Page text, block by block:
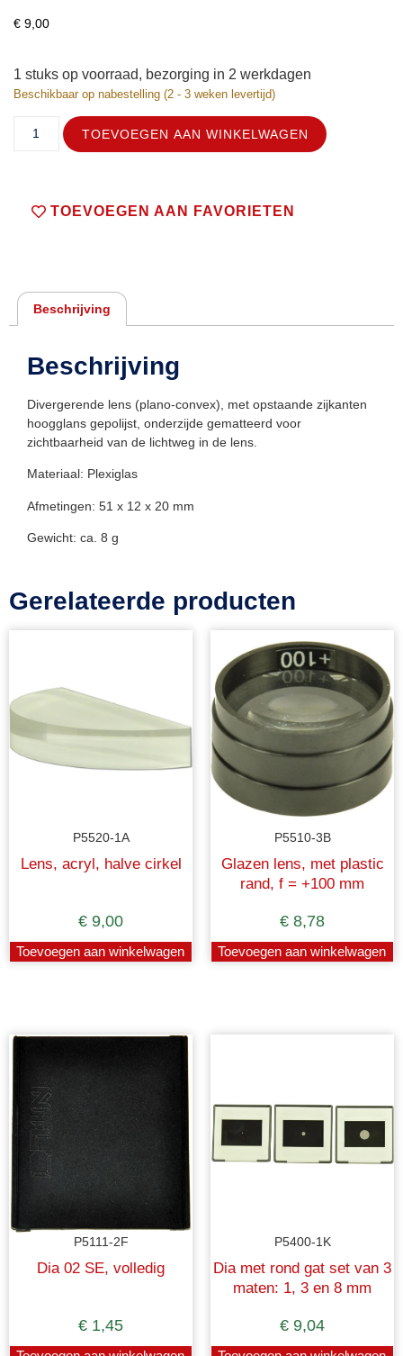
€ 9,00
1 stuks op voorraad, bezorging in 2 werkdagen
Beschikbaar op nabestelling (2 - 3 weken levertijd)
TOEVOEGEN AAN WINKELWAGEN
TOEVOEGEN AAN FAVORIETEN
Beschrijving
Beschrijving
Divergerende lens (plano-convex), met opstaande zijkanten
hoogglans gepolijst, onderzijde gematteerd voor
zichtbaarheid van de lichtweg in de lens.
Materiaal: Plexiglas
Afmetingen: 51 x 12 x 20 mm
Gewicht: ca. 8 g
Gerelateerde producten
P5520-1A
Lens, acryl, halve cirkel
€ 9,00
Toevoegen aan winkelwagen
P5510-3B
Glazen lens, met plastic
rand, f = +100 mm
€ 8,78
Toevoegen aan winkelwagen
P5111-2F
Dia 02 SE, volledig
€ 1,45
P5400-1K
Dia met rond gat set van 3
maten: 1, 3 en 8 mm
€ 9,04